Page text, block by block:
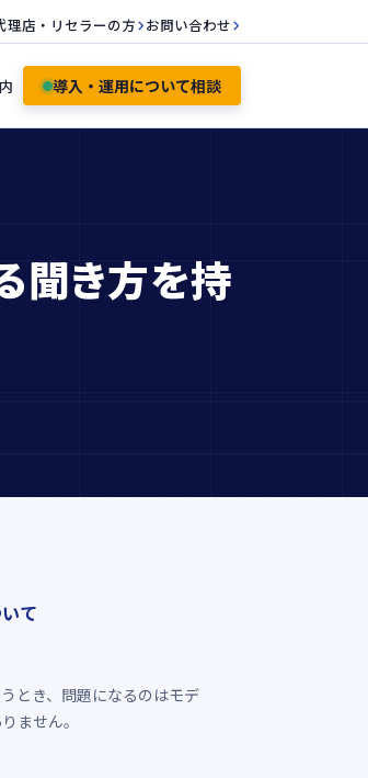
理店・リセラーの方 お問い合わせ
導入・運用について相談
聞き方を持
て
とき、問題になるのはモデ
ません。